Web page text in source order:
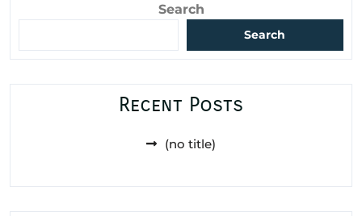
Search
Search
Recent Posts
(no title)